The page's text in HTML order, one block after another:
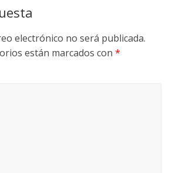
electrónico no será publicada.
están marcados con*